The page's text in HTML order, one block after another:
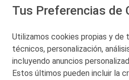
San Martín 5-Edificio
© 2026
Tus Preferencias de
Utilizamos cookies propias y de
técnicos, personalización,
incluyendo anuncios
Estos últimos pueden incluir la